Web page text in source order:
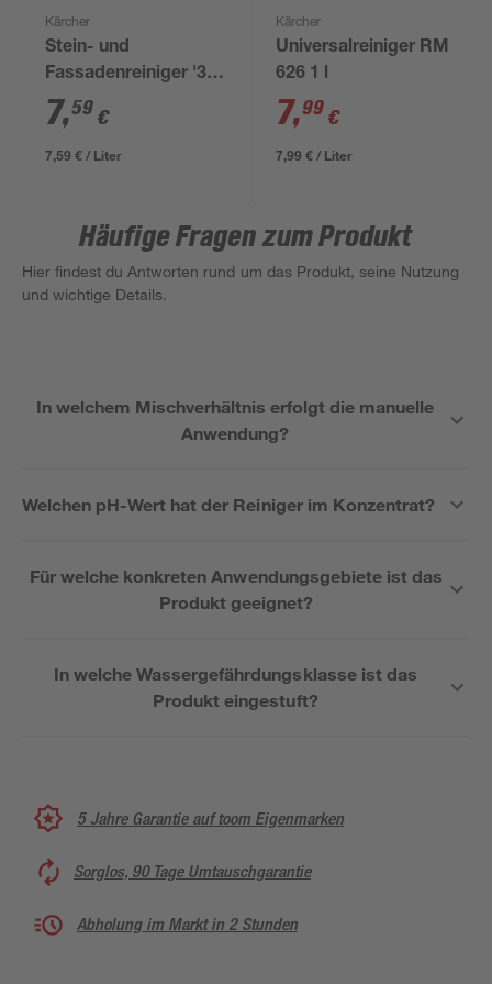
Kärcher
Stein- und
Fassadenreiniger '3-
in-1' RM 611 1 l
7,59 €
7,59 € / Liter
Kärcher
Universalreiniger RM
626 1 l
7,99 €
7,99 € / Liter
Häufige Fragen zum Produkt
Hier findest du Antworten rund um das Produkt, seine Nutzung
und wichtige Details.
In welchem Mischverhältnis erfolgt die manuelle
Anwendung?
Welchen pH-Wert hat der Reiniger im Konzentrat?
Für welche konkreten Anwendungsgebiete ist das
Produkt geeignet?
In welche Wassergefährdungsklasse ist das
Produkt eingestuft?
5 Jahre Garantie auf toom Eigenmarken
Sorglos, 90 Tage Umtauschgarantie
Abholung im Markt in 2 Stunden